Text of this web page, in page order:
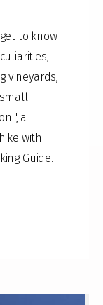
to know
vineyards,
a
with
Guide.